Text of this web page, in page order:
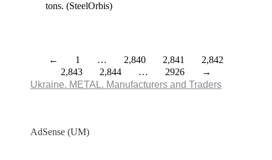
tons. (SteelOrbis)
← 1 … 2,840 2,841
2,842
2,843
2,844 … 2926
→
Ukraine. METAL. Manufacturers and Traders
AdSense (UM)